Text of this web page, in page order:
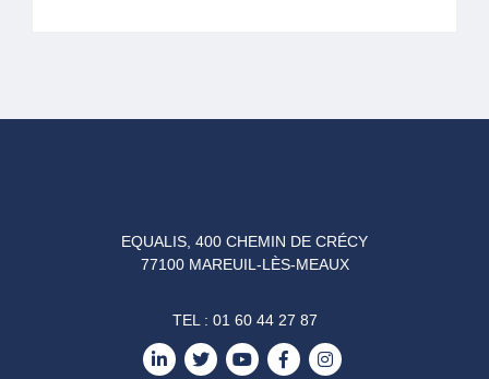
EQUALIS, 400 CHEMIN DE CRÉCY
77100 MAREUIL-LÈS-MEAUX
TEL : 01 60 44 27 87